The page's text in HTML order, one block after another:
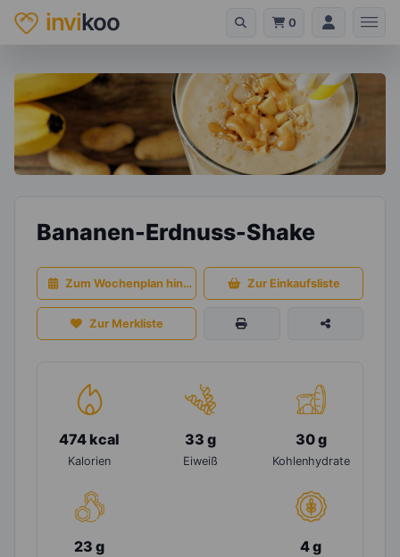
invikoo 0
Bananen-Erdnuss-Shake
Zum Wochenplan hinzufügen Zur Einkaufsliste
Zur Merkliste
474 kcal
Kalorien
33 g
Eiweiß
30 g
Kohlenhydrate
23 g 4 g